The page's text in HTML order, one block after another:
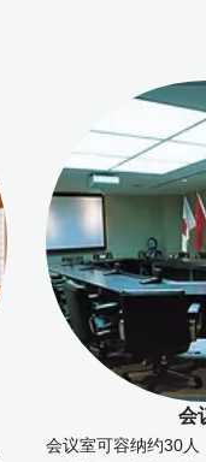
会
会议室可容纳约30